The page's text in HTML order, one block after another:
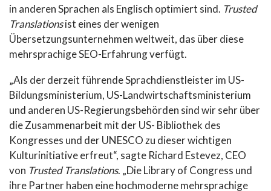
in anderen Sprachen als Englisch optimiert sind. Trusted
Translationsist eines der wenigen
Übersetzungsunternehmen weltweit, das über diese
mehrsprachige SEO-Erfahrung verfügt.
„Als der derzeit führende Sprachdienstleister im US-
Bildungsministerium, US-Landwirtschaftsministerium
und anderen US-Regierungsbehörden sind wir sehr über
die Zusammenarbeit mit der US- Bibliothek des
Kongresses und der UNESCO zu dieser wichtigen
Kulturinitiative erfreut“, sagte Richard Estevez, CEO
von Trusted Translations. „Die Library of Congress und
ihre Partner haben eine hochmoderne mehrsprachige